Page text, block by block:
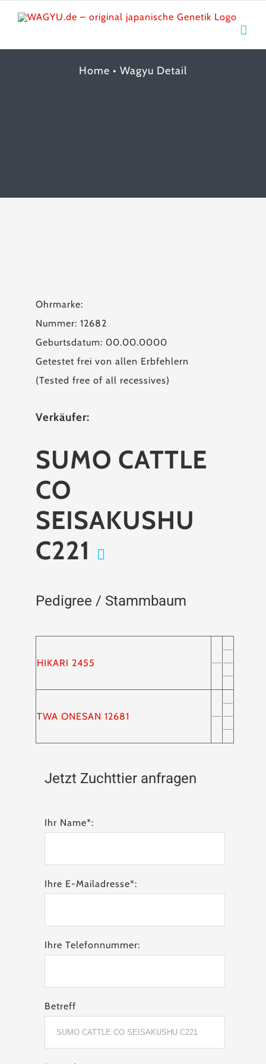
content
Home • Wagyu Detail
Ohrmarke:
Nummer: 12682
Geburtsdatum: 00.00.0000
Getestet frei von allen Erbfehlern
(Tested free of all recessives)
Verkäufer:
SUMO CATTLE
CO
SEISAKUSHU
C221
Pedigree / Stammbaum
HIKARI 2455
TWA ONESAN 12681
Jetzt Zuchttier anfragen
Ihr Name*:
Ihre E-Mailadresse*:
Ihre Telefonnummer:
Betreff